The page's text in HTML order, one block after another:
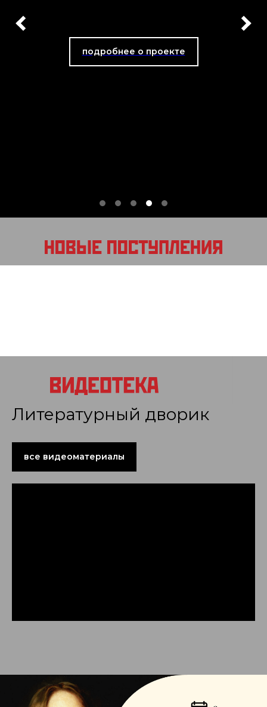
подробнее о проекте
Литературный дворик
все видеоматериалы